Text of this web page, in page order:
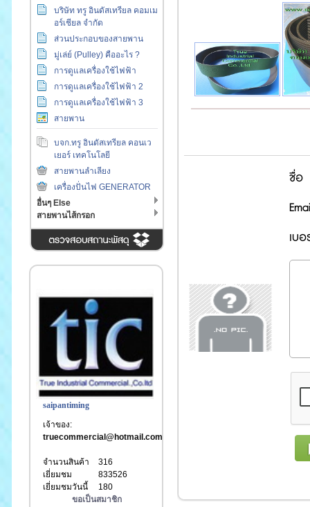
บริษัท ทรู อินดัสเทรียล คอมเม
อร์เชียล จำกัด
ส่วนประกอบของสายพาน
มู่เล่ย์ (Pulley) คืออะไร ?
การดูแลเครื่องใช้ไฟฟ้า
การดูแลเครื่องใช้ไฟฟ้า 2
การดูแลเครื่องใช้ไฟฟ้า 3
สายพาน
บจก.ทรู อินดัสเทรียล คอนเว
เยอร์ เทคโนโลยี
สายพานลำเลียง
เครื่องปั่นไฟ GENERATOR
อื่นๆ Else
สายพานไส้กรอก
saipantiming
เจ้าของ:
truecommercial@hotmail.com
จำนวนสินค้า
316
เยี่ยมชม
833526
เยี่ยมชมวันนี้
180
ขอเป็นสมาชิก
ชื่อ
เบ